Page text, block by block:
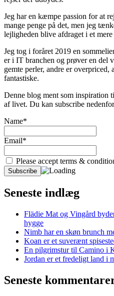
Jeg har en kæmpe passion for at
mange penge på det, men jeg
lejligheden blive afdraget i et
Jeg tog i foråret 2019 en
er i IT branchen og prøver en del
gemte perler, andre er overpriced,
fantastiske.
Denne blog ment som inspiration
af livet. Du kan subscribe
Name*
Email*
Please accept terms &
Seneste indlæg
Flädie Mat og Vingård
hygge
Nimb har en skøn brunch
Koan er et suverænt
En pilgrimstur til Camino i
Jordan er et fredeligt land i
Seneste